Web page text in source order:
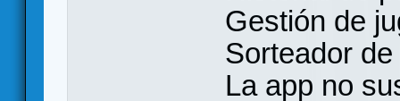
Gestión de
Sorteador
La app no